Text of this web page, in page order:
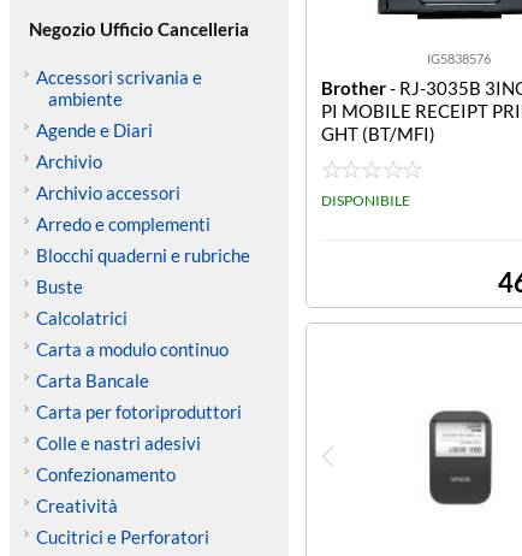
Negozio Ufficio Cancelleria
Accessori scrivania e
ambiente
Agende e Diari
Archivio
Archivio accessori
Arredo e complementi
Blocchi quaderni e rubriche
Buste
Calcolatrici
Carta a modulo continuo
Carta Bancale
Carta per fotoriproduttori
Colle e nastri adesivi
Confezionamento
Creatività
Cucitrici e Perforatori
IG5838576
Brother- RJ-3035B
PI MOBILE RECEIPT
GHT (BT/MFI)
DISPONIBILE